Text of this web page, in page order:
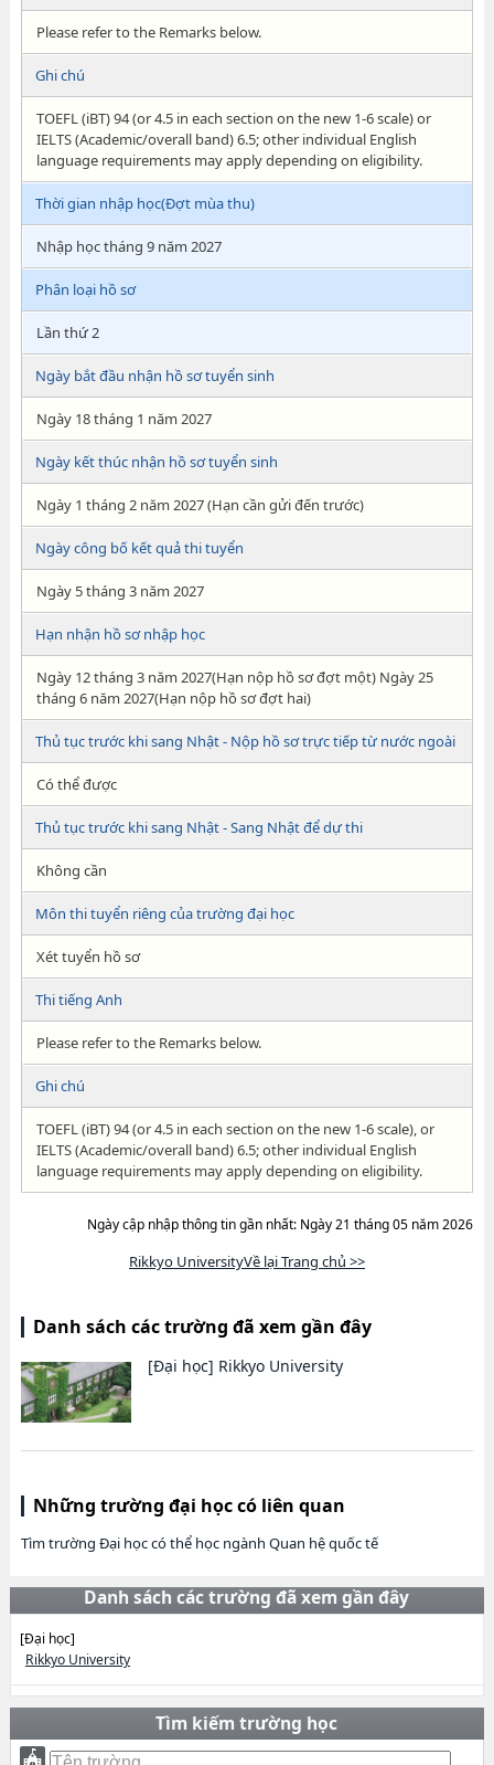
Please refer to the Remarks below.
Ghi chú
TOEFL (iBT) 94 (or 4.5 in each section on the new 1-6 scale) or
IELTS (Academic/overall band) 6.5; other individual English
language requirements may apply depending on eligibility.
Thời gian nhập học(Đợt mùa thu)
Nhập học tháng 9 năm 2027
Phân loại hồ sơ
Lần thứ 2
Ngày bắt đầu nhận hồ sơ tuyển sinh
Ngày 18 tháng 1 năm 2027
Ngày kết thúc nhận hồ sơ tuyển sinh
Ngày 1 tháng 2 năm 2027 (Hạn cần gửi đến trước)
Ngày công bố kết quả thi tuyển
Ngày 5 tháng 3 năm 2027
Hạn nhận hồ sơ nhập học
Ngày 12 tháng 3 năm 2027(Hạn nộp hồ sơ đợt một) Ngày 25
tháng 6 năm 2027(Hạn nộp hồ sơ đợt hai)
Thủ tục trước khi sang Nhật - Nộp hồ sơ trực tiếp từ nước ngoài
Có thể được
Thủ tục trước khi sang Nhật - Sang Nhật để dự thi
Không cần
Môn thi tuyển riêng của trường đại học
Xét tuyển hồ sơ
Thi tiếng Anh
Please refer to the Remarks below.
Ghi chú
TOEFL (iBT) 94 (or 4.5 in each section on the new 1-6 scale), or
IELTS (Academic/overall band) 6.5; other individual English
language requirements may apply depending on eligibility.
Ngày cập nhập thông tin gần nhất: Ngày 21 tháng 05 năm 2026
Rikkyo UniversityVề lại Trang chủ >>
Danh sách các trường đã xem gần đây
[Đại học] Rikkyo University
Những trường đại học có liên quan
Tìm trường Đại học có thể học ngành Quan hệ quốc tế
Danh sách các trường đã xem gần đây
[Đại học]
Rikkyo University
Tìm kiếm trường học